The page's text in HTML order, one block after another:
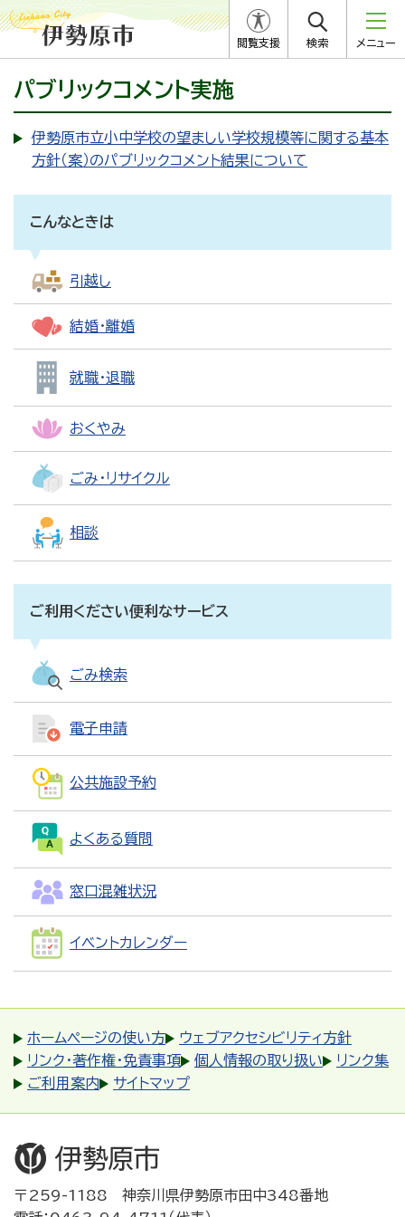
閲覧支援 検索 メニュー
パブリックコメント実施
伊勢原市立小中学校の望ましい学校規模等に関する基本
方針（案）のパブリックコメント結果について
こんなときは
引越し
結婚・離婚
就職・退職
おくやみ
ごみ・リサイクル
相談
ご利用ください便利なサービス
ごみ検索
電子申請
公共施設予約
よくある質問
窓口混雑状況
イベントカレンダー
ホームページの使い方
ウェブアクセシビリティ方針
リンク・著作権・免責事項
個人情報の取り扱い
リンク集
ご利用案内
サイトマップ
〒259-1188 神奈川県伊勢原市田中348番地